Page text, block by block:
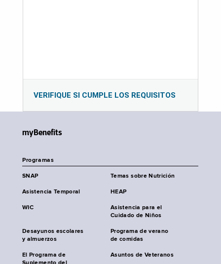
VERIFIQUE SI CUMPLE LOS REQUISITOS
myBenefits
Programas
SNAP Temas sobre Nutrición
Asistencia Temporal HEAP
WIC
Asistencia para el
Cuidado de Niños
Desayunos escolares
y almuerzos
Programa de verano
de comidas
El Programa de
Asuntos de Veteranos